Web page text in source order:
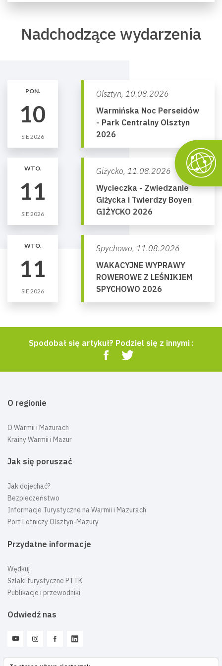
Nadchodzące wydarzenia
PON.
10
SIE 2026
Olsztyn, 10.08.2026
Warmińska Noc Perseidów
- Park Centralny Olsztyn
2026
WTO.
11
SIE 2026
Giżycko, 11.08.2026
Wycieczka - Zwiedzanie
Giżycka i Twierdzy Boyen
GIŻYCKO 2026
WTO.
11
SIE 2026
Spychowo, 11.08.2026
WAKACYJNE WYPRAWY
ROWEROWE Z LEŚNIKIEM
SPYCHOWO 2026
Spodobał się artykuł? Podziel się z innymi :
O regionie
O Warmii i Mazurach
Krainy Warmii i Mazur
Jak się poruszać
Jak dojechać?
Bezpieczeństwo
Informacje Turystyczne na Warmii i Mazurach
Port Lotniczy Olsztyn-Mazury
Przydatne informacje
Wędkuj
Szlaki turystyczne PTTK
Publikacje i przewodniki
Odwiedź nas